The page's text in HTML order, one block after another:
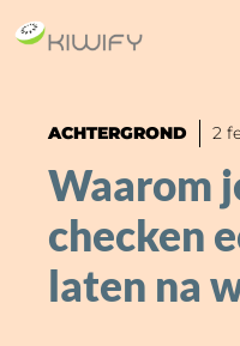
Ga
naar
inhoudACHTERGROND 2
Waarom
checken
laten na